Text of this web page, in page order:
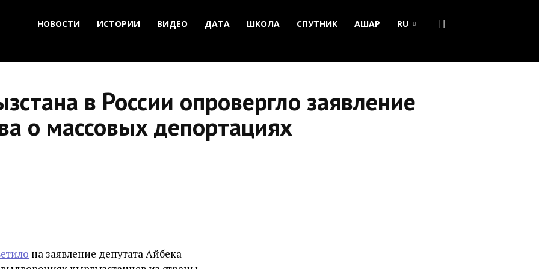
НОВОСТИ ИСТОРИИ ВИДЕО ДАТА ШКОЛА СПУТНИК АШАР RU
в России опровергло заявление
о массовых депортациях
на заявление депутата Айбека